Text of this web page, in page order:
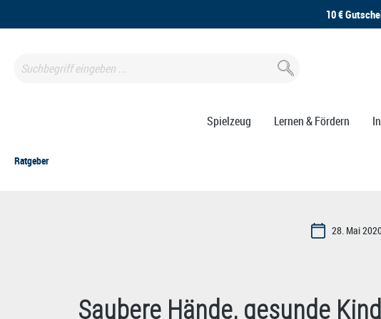
10 €
Spielzeug Lernen & Fördern
Ratgeber
28. Mai
Saubere Hände, gesunde